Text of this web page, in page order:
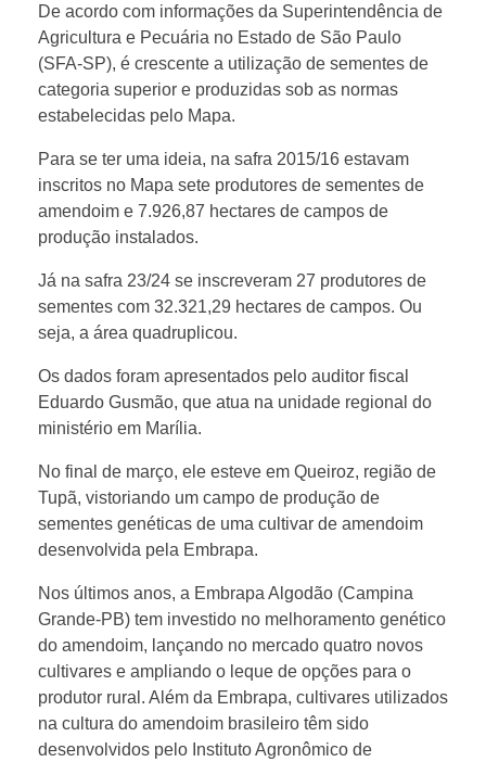
a
m
e
n
d
o
i
m
n
o
B
r
a
De acordo com informações da Superintendência de
Agricultura e Pecuária no Estado de São Paulo
(SFA-SP), é crescente a utilização de sementes de
categoria superior e produzidas sob as normas
estabelecidas pelo Mapa.
Para se ter uma ideia, na safra 2015/16 estavam
inscritos no Mapa sete produtores de sementes de
amendoim e 7.926,87 hectares de campos de
produção instalados.
Já na safra 23/24 se inscreveram 27 produtores de
sementes com 32.321,29 hectares de campos. Ou
seja, a área quadruplicou.
Os dados foram apresentados pelo auditor fiscal
Eduardo Gusmão, que atua na unidade regional do
ministério em Marília.
No final de março, ele esteve em Queiroz, região de
Tupã, vistoriando um campo de produção de
sementes genéticas de uma cultivar de amendoim
desenvolvida pela Embrapa.
Nos últimos anos, a Embrapa Algodão (Campina
Grande-PB) tem investido no melhoramento genético
do amendoim, lançando no mercado quatro novos
cultivares e ampliando o leque de opções para o
produtor rural. Além da Embrapa, cultivares utilizados
na cultura do amendoim brasileiro têm sido
desenvolvidos pelo Instituto Agronômico de